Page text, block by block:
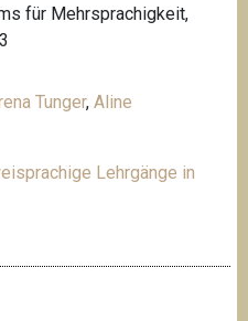
für Mehrsprachigkeit,
Tunger,Aline
Lehrgänge in